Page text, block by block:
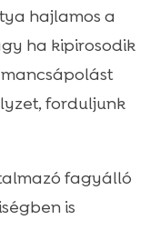
hajlamos a
ha kipirosodik
forduljunk
fagyálló
is